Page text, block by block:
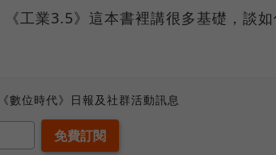
工業3.5》這本書裡講很多基礎，談
數位時代》日報及社群活動訊息